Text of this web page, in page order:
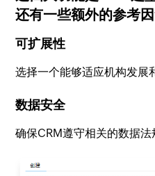
还有一些额外的参考
可扩展性
选择一个能够适应机构发展
数据安全
确保CRM遵守相关的数据法